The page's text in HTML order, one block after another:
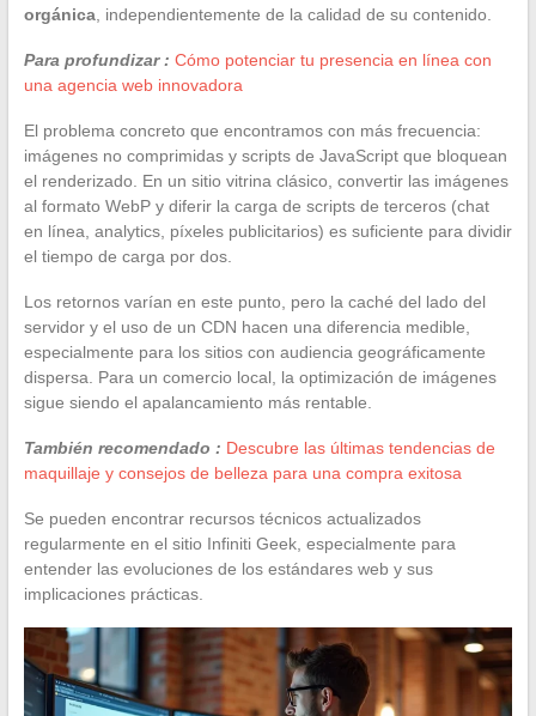
orgánica, independientemente de la calidad de su contenido.
Para profundizar : Cómo potenciar tu presencia en línea con
una agencia web innovadora
El problema concreto que encontramos con más frecuencia:
imágenes no comprimidas y scripts de JavaScript que bloquean
el renderizado. En un sitio vitrina clásico, convertir las imágenes
al formato WebP y diferir la carga de scripts de terceros (chat
en línea, analytics, píxeles publicitarios) es suficiente para dividir
el tiempo de carga por dos.
Los retornos varían en este punto, pero la caché del lado del
servidor y el uso de un CDN hacen una diferencia medible,
especialmente para los sitios con audiencia geográficamente
dispersa. Para un comercio local, la optimización de imágenes
sigue siendo el apalancamiento más rentable.
También recomendado : Descubre las últimas tendencias de
maquillaje y consejos de belleza para una compra exitosa
Se pueden encontrar recursos técnicos actualizados
regularmente en el sitio Infiniti Geek, especialmente para
entender las evoluciones de los estándares web y sus
implicaciones prácticas.